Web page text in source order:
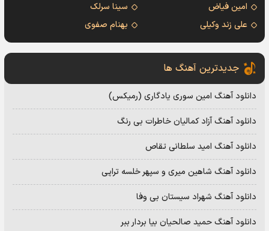
امین فیاض
سینا سرلک
علی زند وکیلی
بهنام صفوی
جدیدترین آهنگ ها
دانلود آهنگ امین سوری یادگاری (رمیکس)
دانلود آهنگ آزاد کمالیان خاطرات بی رنگ
دانلود آهنگ امید سلطانی تقاص
دانلود آهنگ شاهین میری و سپهر خلسه تراپی
دانلود آهنگ شهراد سیستان بی وفا
دانلود آهنگ حمید صالحیان بیا بردار ببر